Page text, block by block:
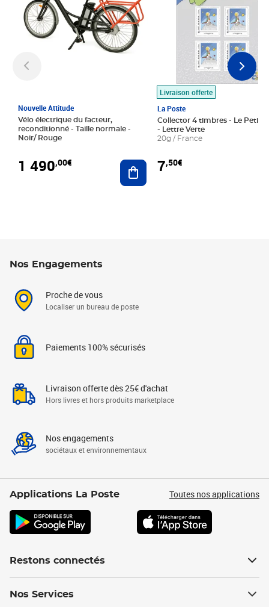
Nouvelle Attitude
Vélo électrique du facteur,
reconditionné - Taille normale -
Noir/ Rouge
1 490,00€ Ajouter au panier
Livraison offerte
La Poste
Collector 4 timbres - Le Petit
- Lettre Verte
20g / France
7,50€
Nos Engagements
Proche de vous
Localiser un bureau de poste
Paiements 100% sécurisés
Livraison offerte dès 25€ d'achat
Hors livres et hors produits marketplace
Nos engagements
sociétaux et environnementaux
Applications La Poste Toutes nos applications
Restons connectés
Nos Services